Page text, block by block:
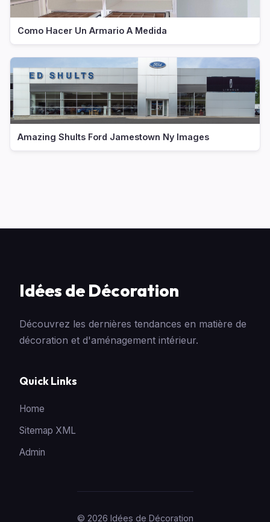
Como Hacer Un Armario A Medida
Amazing Shults Ford Jamestown Ny Images
Idées de Décoration
Découvrez les dernières tendances en matière de
décoration et d'aménagement intérieur.
Quick Links
Home
Sitemap XML
Admin
© 2026 Idées de Décoration